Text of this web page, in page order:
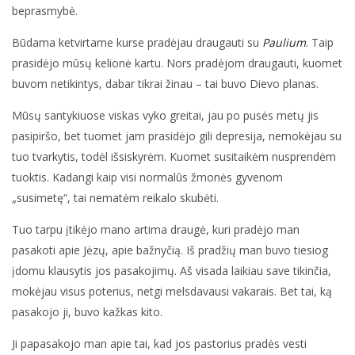
beprasmybė.
Būdama ketvirtame kurse pradėjau draugauti su Paulium. Taip
prasidėjo mūsų kelionė kartu. Nors pradėjom draugauti, kuomet
buvom netikintys, dabar tikrai žinau – tai buvo Dievo planas.
Mūsų santykiuose viskas vyko greitai, jau po pusės metų jis
pasipiršo, bet tuomet jam prasidėjo gili depresija, nemokėjau su
tuo tvarkytis, todėl išsiskyrėm. Kuomet susitaikėm nusprendėm
tuoktis. Kadangi kaip visi normalūs žmonės gyvenom
„susimetę“, tai nematėm reikalo skubėti.
Tuo tarpu įtikėjo mano artima draugė, kuri pradėjo man
pasakoti apie Jėzų, apie bažnyčią. Iš pradžių man buvo tiesiog
įdomu klausytis jos pasakojimų. Aš visada laikiau save tikinčia,
mokėjau visus poterius, netgi melsdavausi vakarais. Bet tai, ką
pasakojo ji, buvo kažkas kito.
Ji papasakojo man apie tai, kad jos pastorius pradės vesti